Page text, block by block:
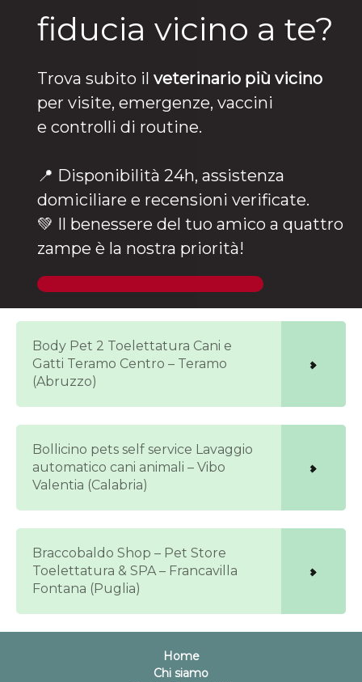
fiducia vicino a te?
Trova subito il veterinario più vicino
per visite, emergenze, vaccini
e controlli di routine.
📍 Disponibilità 24h, assistenza
domiciliare e recensioni verificate.
💚 Il benessere del tuo amico a quattro
zampe è la nostra priorità!
Body Pet 2 Toelettatura Cani e
Gatti Teramo Centro – Teramo
(Abruzzo)
Bollicino pets self service Lavaggio
automatico cani animali – Vibo
Valentia (Calabria)
Braccobaldo Shop – Pet Store
Toelettatura & SPA – Francavilla
Fontana (Puglia)
Home
Chi siamo